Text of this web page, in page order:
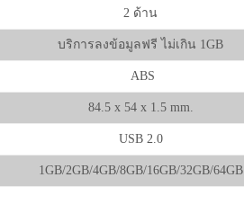
2 ด้าน
บริการลงข้อมูลฟรี ไม่เกิน 1GB
ABS
84.5 x 54 x 1.5 mm.
USB 2.0
1GB/2GB/4GB/8GB/16GB/32GB/64GB